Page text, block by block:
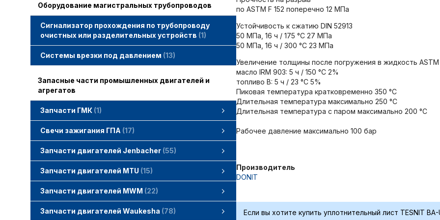
Оборудование магистральных трубопроводов
Сигнализатор прохождения по трубопроводу
очистных или разделительных устройств 1
Системы врезки под давлением 13
Запасные части промышленных двигателей и
агрегатов
Запчасти ГМК 1
Свечи зажигания ГПА 17
Запчасти двигателей Jenbacher 55
Запчасти двигателей MTU 15
Запчасти двигателей MWM 22
Запчасти двигателей Waukesha 78
по ASTM F 152 поперечно 12 МПа
Устойчивость к сжатию DIN 52913
50 МПа, 16 ч / 175 °C 27 МПа
50 МПа, 16 ч / 300 °C 23 МПа
Увеличение толщины после погружения в жидкость ASTM
масло IRM 903: 5 ч / 150 °C 2%
топливо B: 5 ч / 23 °C 5%
Пиковая температура кратковременно 350 °C
Длительная температура максимально 250 °C
Длительная температура с паром максимально 200 °C
Рабочее давление максимально 100 бaр
Производитель
DONIT
Если вы хотите купить уплотнительный лист TESNIT